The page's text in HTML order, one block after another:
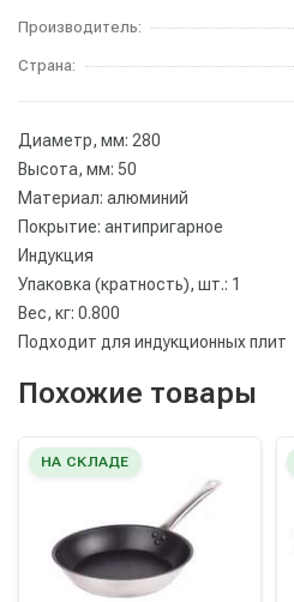
Производитель:
Страна:
Диаметр, мм: 280
Высота, мм: 50
Материал: алюминий
Покрытие: антипригарное
Индукция
Упаковка (кратность), шт.: 1
Вес, кг: 0.800
Подходит для индукционных плит
Похожие товары
НА СКЛАДЕ